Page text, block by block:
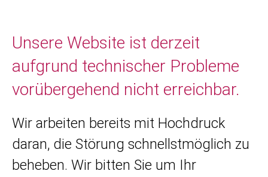
Unsere Website ist derzeit
aufgrund technischer Probleme
vorübergehend nicht erreichbar.
Wir arbeiten bereits mit Hochdruck
daran, die Störung schnellstmöglich zu
beheben. Wir bitten Sie um Ihr